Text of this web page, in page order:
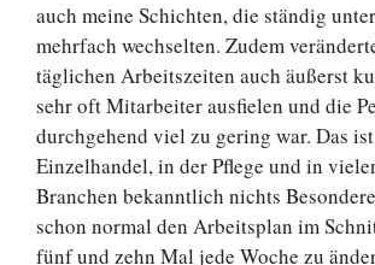
auch meine Schichten, die ständig
mehrfach wechselten. Zudem
täglichen Arbeitszeiten auch äußerst
sehr oft Mitarbeiter ausfielen und die
durchgehend viel zu gering war. Das
Einzelhandel, in der Pflege und in
Branchen bekanntlich nichts
schon normal den Arbeitsplan im
fünf und zehn Mal jede Woche zu